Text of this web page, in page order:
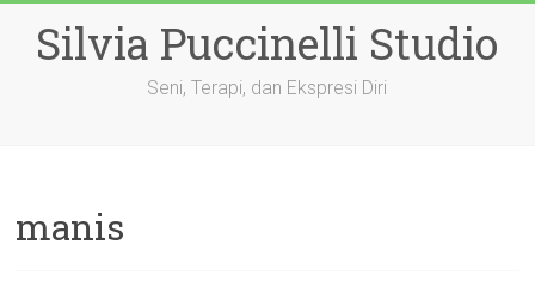
contentSilvia Puccinelli Studio
Seni, Terapi, dan Ekspresi Diri
manis